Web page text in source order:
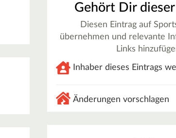
Gehört Dir
Diesen Eintrag auf
übernehmen und relevante
Links
Inhaber dieses Eintrags
Änderungen vorschlagen